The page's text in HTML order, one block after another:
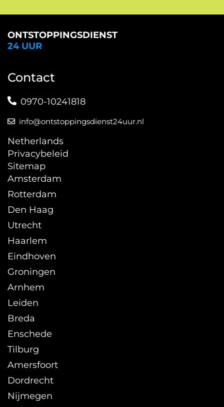
ONTSTOPPINGSDIENST
24 UUR
Contact
0970-10241818
info@ontstoppingsdienst24uur.nl
Netherlands
Privacybeleid
Sitemap
Amsterdam
Rotterdam
Den Haag
Utrecht
Haarlem
Eindhoven
Groningen
Arnhem
Leiden
Breda
Enschede
Tilburg
Amersfoort
Dordrecht
Nijmegen